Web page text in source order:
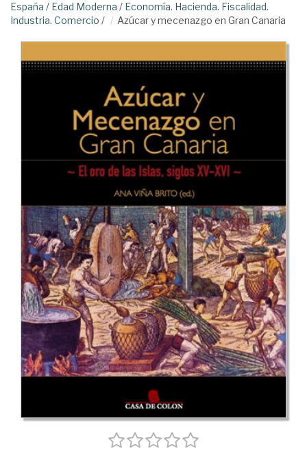
España / Edad Moderna / Economía. Hacienda. Fiscalidad.
Industria. Comercio / Azúcar y mecenazgo en Gran Canaria